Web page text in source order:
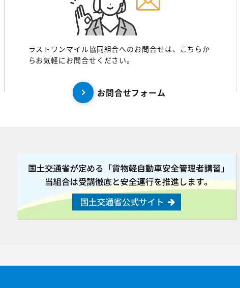
ラストワンマイル協同組合へのお問合せは、こちらか
らお気軽にお問合せください。
お問合せフォーム